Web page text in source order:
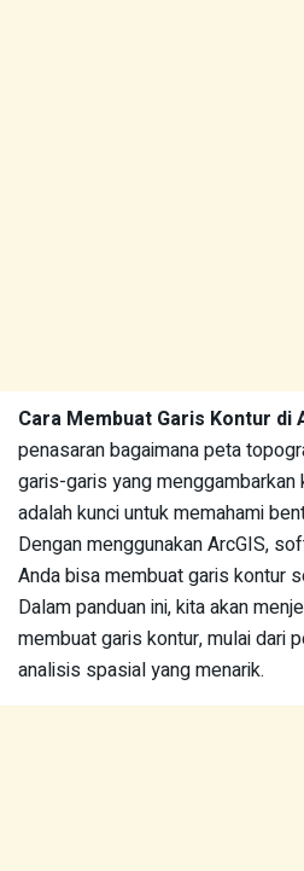
Cara Membuat Garis Kontur di
penasaran bagaimana peta
garis-garis yang menggambarkan
adalah kunci untuk memahami
Dengan menggunakan ArcGIS,
Anda bisa membuat garis kontur
Dalam panduan ini, kita akan
membuat garis kontur, mulai dari
analisis spasial yang menarik.